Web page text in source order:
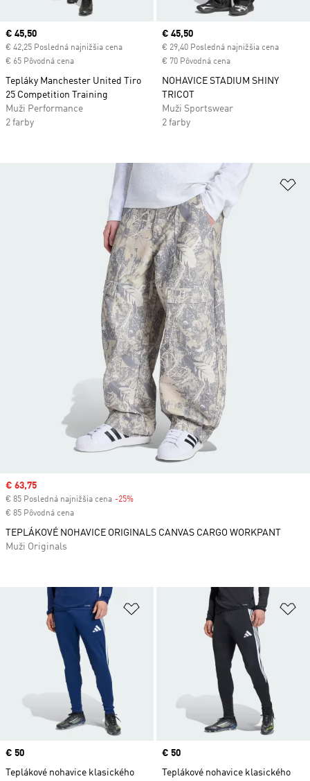
Current price
€ 45,50
€ 42,25 Posledná najnižšia cena
€ 65 Pôvodná cena
Tepláky Manchester United Tiro
25 Competition Training
Muži Performance
2 farby
Current price
€ 45,50
€ 29,40 Posledná najnižšia cena
€ 70 Pôvodná cena
NOHAVICE STADIUM SHINY
TRICOT
Muži Sportswear
2 farby
Pridať do zoznamu želaných
Price
€ 50
Teplákové nohavice klasického
Price
€ 50
Teplákové nohavice klasického
Sale price
€ 63,75
€ 85 Posledná najnižšia cena -25%
€ 85 Pôvodná cena
TEPLÁKOVÉ NOHAVICE ORIGINALS CANVAS CARGO WORKPANT
Muži Originals